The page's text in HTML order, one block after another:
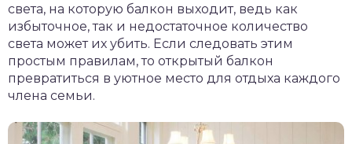
света, на которую балкон выходит, ведь как
избыточное, так и недостаточное количество
света может их убить. Если следовать этим
простым правилам, то открытый балкон
превратиться в уютное место для отдыха каждого
члена семьи.